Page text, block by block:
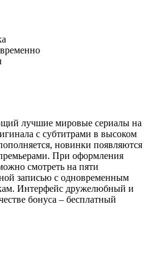
лучшие мировые сериалы на
с субтитрами в высоком
новинки появляются
При оформления
смотреть на пяти
записью с одновременным
Интерфейс дружелюбный и
бонуса – бесплатный